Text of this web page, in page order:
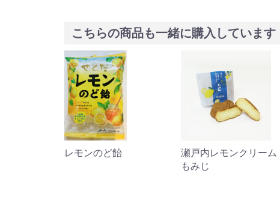
こちらの商品も一緒に購入しています
レモンのど飴
瀬戸内レモンクリーム
もみじ